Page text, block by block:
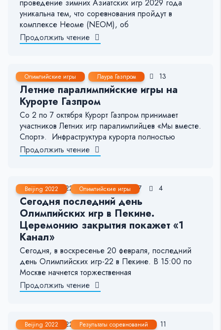
проведение зимних Азиатских игр 2029 года
уникальна тем, что соревнования пройдут в
комплексе Неоме (NEOM), об
Продолжить чтение
Олимпийские игры Лаура Газпром
30 Сен, 2022 1-2 мин. 113 13
Летние паралимпийские игры на
Курорте Газпром
Со 2 по 7 октября Курорт Газпром принимает
участников Летних игр паралимпийцев «Мы вместе.
Спорт». Инфраструктура курорта полностью
Продолжить чтение
Beijing 2022 Олимпийские игры
20 Фев, 2022 < 1 мин. 117 4
Сегодня последний день
Олимпийских игр в Пекине.
Церемонию закрытия покажет «1
Канал»
Сегодня, в воскресенье 20 февраля, последний
день Олимпийских игр-22 в Пекине. В 15:00 по
Москве начнется торжественная
Продолжить чтение
Beijing 2022 Результаты соревнований
20 Фев, 2022 < 1 мин. 125 11